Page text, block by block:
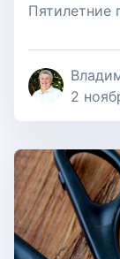
Пятилетние
2